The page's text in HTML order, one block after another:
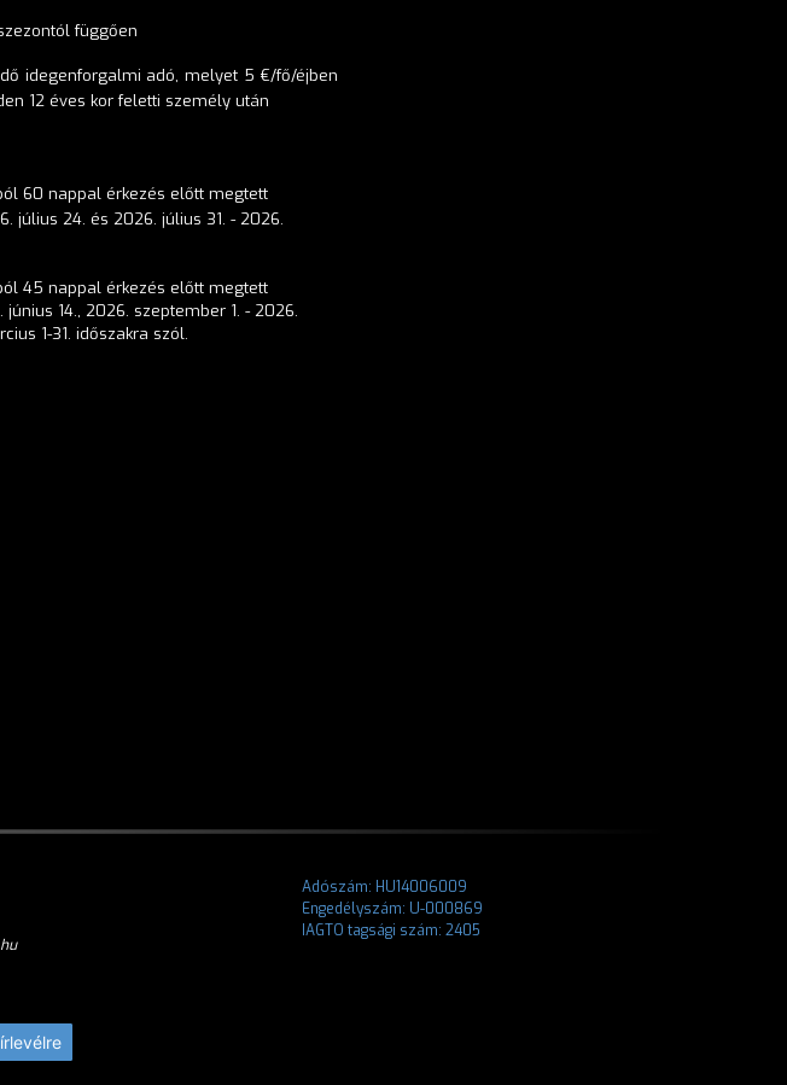
függően
idegenforgalmi adó, melyet 5 €/fő/éjben
12 éves kor feletti személy után
60 nappal érkezés előtt megtett
július 24. és 2026. július 31. - 2026.
45 nappal érkezés előtt megtett
14., 2026. szeptember 1. - 2026.
1-31. időszakra szól.
Adószám: HU14006009
Engedélyszám: U-000869
IAGTO tagsági szám: 2405